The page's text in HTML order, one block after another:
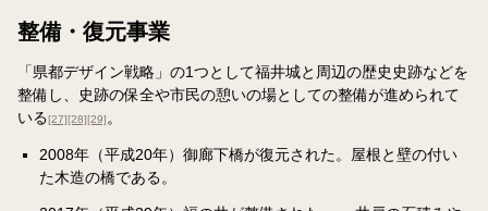
整備・復元事業
「県都デザイン戦略」の1つとして福井城と周辺の歴史史跡などを
整備し、史跡の保全や市民の憩いの場としての整備が進められて
いる[27][28][29] 。
2008年（平成20年）御廊下橋が復元された。屋根と壁の付い
た木造の橋である。